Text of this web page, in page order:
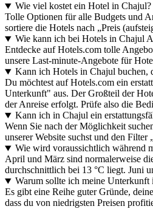
Wie viel kostet ein Hotel in Chajul?
Tolle Optionen für alle Budgets und
sortiere die Hotels nach „Preis
Wie kann ich bei Hotels in Chajul
Entdecke auf Hotels.com tolle
unsere Last-minute-Angebote für
Kann ich Hotels in Chajul buchen,
Du möchtest auf Hotels.com ein
Unterkunft" aus. Der Großteil der
der Anreise erfolgt. Prüfe also die
Kann ich in Chajul ein
Wenn Sie nach der Möglichkeit
unserer Website suchst und den
Wie wird voraussichtlich während
April und März sind normalerweise
durchschnittlich bei 13 °C liegt. Juni
Warum sollte ich meine
Es gibt eine Reihe guter Gründe,
dass du von niedrigsten Preisen